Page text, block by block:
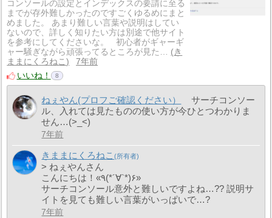
コンソールの設定とインデックスの要請に至る
までが存外難しかったのですごくゆるめにまと
めました。 あまり難しい言葉や説明はしてい
ないので、詳しく知りたい方は別途で他サイト
を参考にしてくださいな。 初心者がギャーギ
ャー騒ぎながら頑張ってるところが見た…
き
ままにくろねこ
7年前
いいね！
8
ねぇやん(プロフご確認ください）
サーチコンソー
ル、入れては見たものの使い方が今ひとつわかりま
せん…(>_<)
7年前
きままにくろねこ
> ねぇやんさん
こんにちは！«٩(*´∀`*)۶»
サーチコンソール意外と難しいですよね…?? 説明サ
イトを見ても難しい言葉がいっぱいで…?
7年前